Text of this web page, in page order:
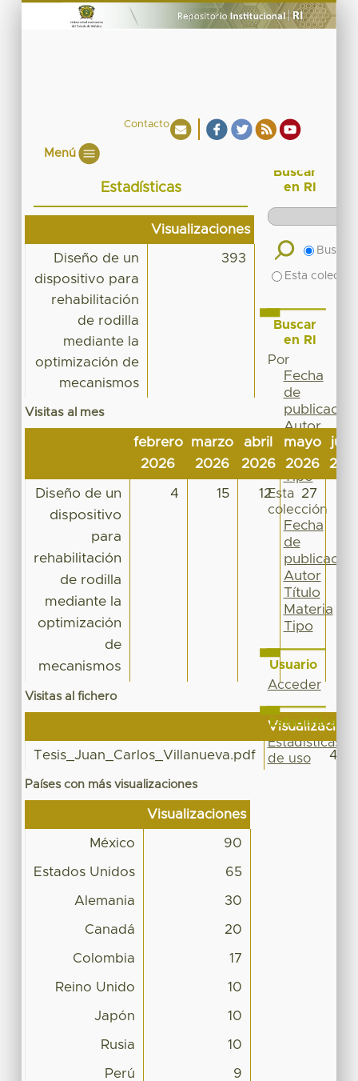
Contacto
Menú
Estadísticas
Visualizaciones
Diseño de un
dispositivo para
rehabilitación
de rodilla
mediante la
optimización de
mecanismos
393
Visitas al mes
febrero
2026
marzo
2026
abril
2026
mayo
2026
Diseño de un
dispositivo
para
rehabilitación
de rodilla
mediante la
optimización
de
mecanismos
4 15 12 27
Visitas al fichero
Tesis_Juan_Carlos_Villanueva.pdf
Países con más visualizaciones
Visualizaciones
México 90
Estados Unidos 65
Alemania 30
Canadá 20
Colombia 17
Reino Unido 10
Japón 10
Rusia 10
Perú 9
Buscar
en RI
Buscar
Esta
Buscar
en RI
Por
Fecha
de
publicación
Autor
Título
Materia
Tipo
Esta
colección
Fecha
de
publicación
Autor
Título
Materia
Tipo
Usuario
Acceder
Estadísticas
Estadísticas
de uso